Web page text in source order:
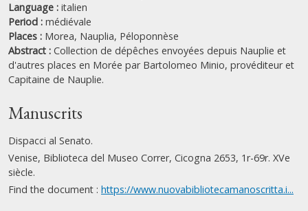
Language : italien
Period : médiévale
Places : Morea, Nauplia, Péloponnèse
Abstract : Collection de dépêches envoyées depuis Nauplie et
d'autres places en Morée par Bartolomeo Minio, provéditeur et
Capitaine de Nauplie.
Manuscrits
Dispacci al Senato.
Venise, Biblioteca del Museo Correr, Cicogna 2653, 1r-69r. XVe
siècle.
Find the document : https://www.nuovabibliotecamanoscritta.i...